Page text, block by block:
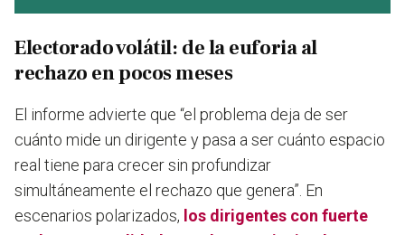
Electorado volátil: de la euforia al
rechazo en pocos meses
El informe advierte que “el problema deja de ser
cuánto mide un dirigente y pasa a ser cuánto espacio
real tiene para crecer sin profundizar
simultáneamente el rechazo que genera”. En
escenarios polarizados, los dirigentes con fuerte